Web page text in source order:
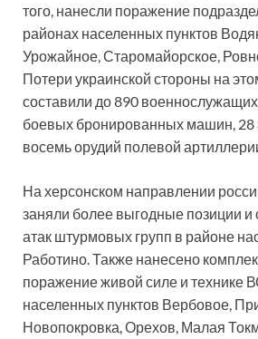
того, нанесли поражение
районах населенных пунктов
Урожайное, Старомайорское,
Потери украинской стороны на
составили до 890
боевых бронированных машин, 28
восемь орудий полевой
На херсонском направлении
заняли более выгодные позиции и
атак штурмовых групп в районе
Работино. Также нанесено
поражение живой силе и технике
населенных пунктов Вербовое,
Новопокровка, Орехов, Малая